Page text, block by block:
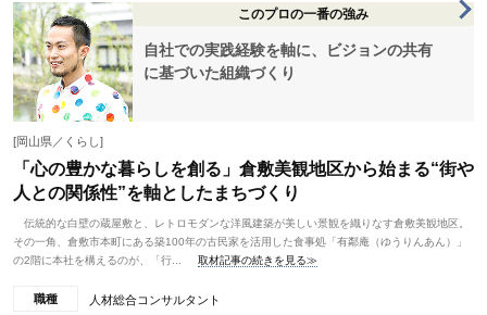
このプロの一番の強み
自社での実践経験を軸に、ビジョンの共有
に基づいた組織づくり
[岡山県／くらし]
「心の豊かな暮らしを創る」倉敷美観地区から始まる“街や
人との関係性”を軸としたまちづくり
伝統的な白壁の蔵屋敷と、レトロモダンな洋風建築が美しい景観を織りなす倉敷美観地区。
その一角、倉敷市本町にある築100年の古民家を活用した食事処「有鄰庵（ゆうりんあん）」
の2階に本社を構えるのが、「行...
取材記事の続きを見る≫
職種 人材総合コンサルタント